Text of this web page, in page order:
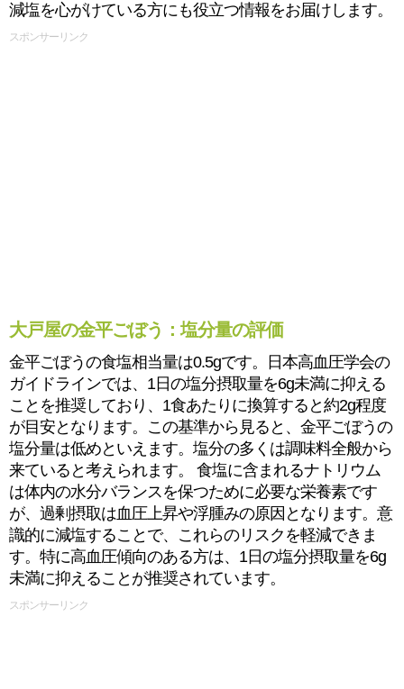
減塩を心がけている方にも役立つ情報をお届けします。
スポンサーリンク
大戸屋の金平ごぼう：塩分量の評価
金平ごぼうの食塩相当量は0.5gです。日本高血圧学会の
ガイドラインでは、1日の塩分摂取量を6g未満に抑える
ことを推奨しており、1食あたりに換算すると約2g程度
が目安となります。この基準から見ると、金平ごぼうの
塩分量は低めといえます。塩分の多くは調味料全般から
来ていると考えられます。 食塩に含まれるナトリウム
は体内の水分バランスを保つために必要な栄養素です
が、過剰摂取は血圧上昇や浮腫みの原因となります。意
識的に減塩することで、これらのリスクを軽減できま
す。特に高血圧傾向のある方は、1日の塩分摂取量を6g
未満に抑えることが推奨されています。
スポンサーリンク